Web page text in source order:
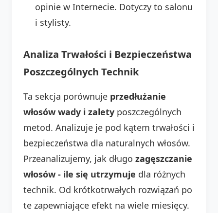
opinie w Internecie. Dotyczy to salonu
i stylisty.
Analiza Trwałości i Bezpieczeństwa
Poszczególnych Technik
Ta sekcja porównuje przedłużanie
włosów wady i zalety poszczególnych
metod. Analizuje je pod kątem trwałości i
bezpieczeństwa dla naturalnych włosów.
Przeanalizujemy, jak długo zagęszczanie
włosów - ile się utrzymuje dla różnych
technik. Od krótkotrwałych rozwiązań po
te zapewniające efekt na wiele miesięcy.